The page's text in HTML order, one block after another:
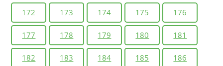
172 173 174 175 176
177 178 179 180 181
182 183 184 185 186